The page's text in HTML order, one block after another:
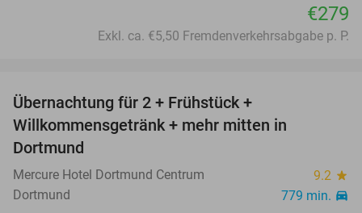
€279
Exkl. ca. €5,50 Fremdenverkehrsabgabe p. P.
Übernachtung für 2 + Frühstück +
Willkommensgetränk + mehr mitten in
Dortmund
Mercure Hotel Dortmund Centrum 9.2 star
Dortmund 779 min. directions_car